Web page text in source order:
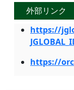
外部リンク
https://
https://